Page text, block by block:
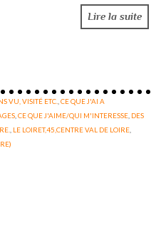
Lire la suite
VU, VISITÉ ETC. ,CE QUE J'AI A
,CE QUE J'AIME/QUI M'INTERESSE DES
LE LOIRET,45,CENTRE VAL DE LOIRE